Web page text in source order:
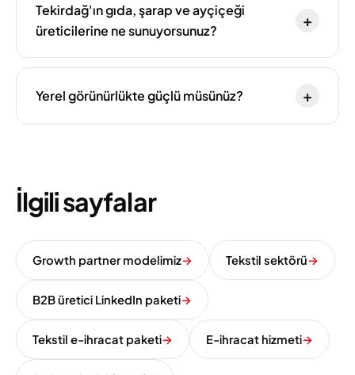
Tekirdağ'ın gıda, şarap ve ayçiçeği
üreticilerine ne sunuyorsunuz?
+
Yerel görünürlükte güçlü müsünüz? +
İlgili sayfalar
Growth partner modelimiz→ Tekstil sektörü→
B2B üretici LinkedIn paketi→
Tekstil e-ihracat paketi→ E-ihracat hizmeti→